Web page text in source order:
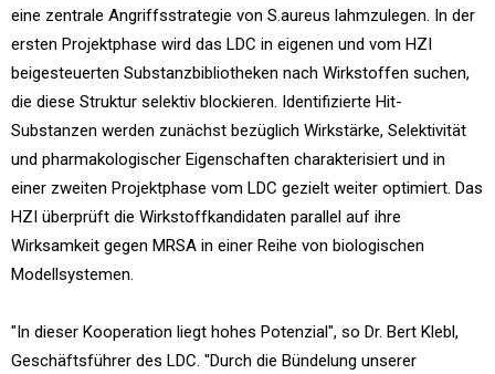
eine zentrale Angriffsstrategie von S.aureus lahmzulegen. In der
ersten Projektphase wird das LDC in eigenen und vom HZI
beigesteuerten Substanzbibliotheken nach Wirkstoffen suchen,
die diese Struktur selektiv blockieren. Identifizierte Hit-
Substanzen werden zunächst bezüglich Wirkstärke, Selektivität
und pharmakologischer Eigenschaften charakterisiert und in
einer zweiten Projektphase vom LDC gezielt weiter optimiert. Das
HZI überprüft die Wirkstoffkandidaten parallel auf ihre
Wirksamkeit gegen MRSA in einer Reihe von biologischen
Modellsystemen.
"In dieser Kooperation liegt hohes Potenzial", so Dr. Bert Klebl,
Geschäftsführer des LDC. "Durch die Bündelung unserer